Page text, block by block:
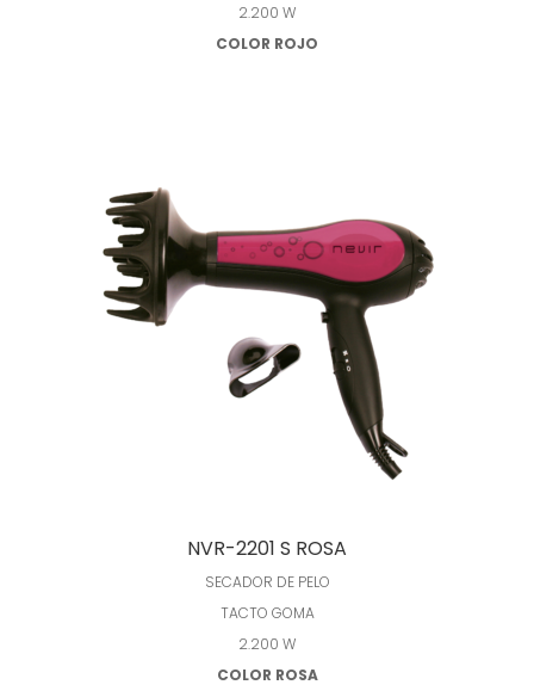
2.200 W
COLOR ROJO
NVR-2201 S ROSA
SECADOR DE PELO
TACTO GOMA
2.200 W
COLOR ROSA